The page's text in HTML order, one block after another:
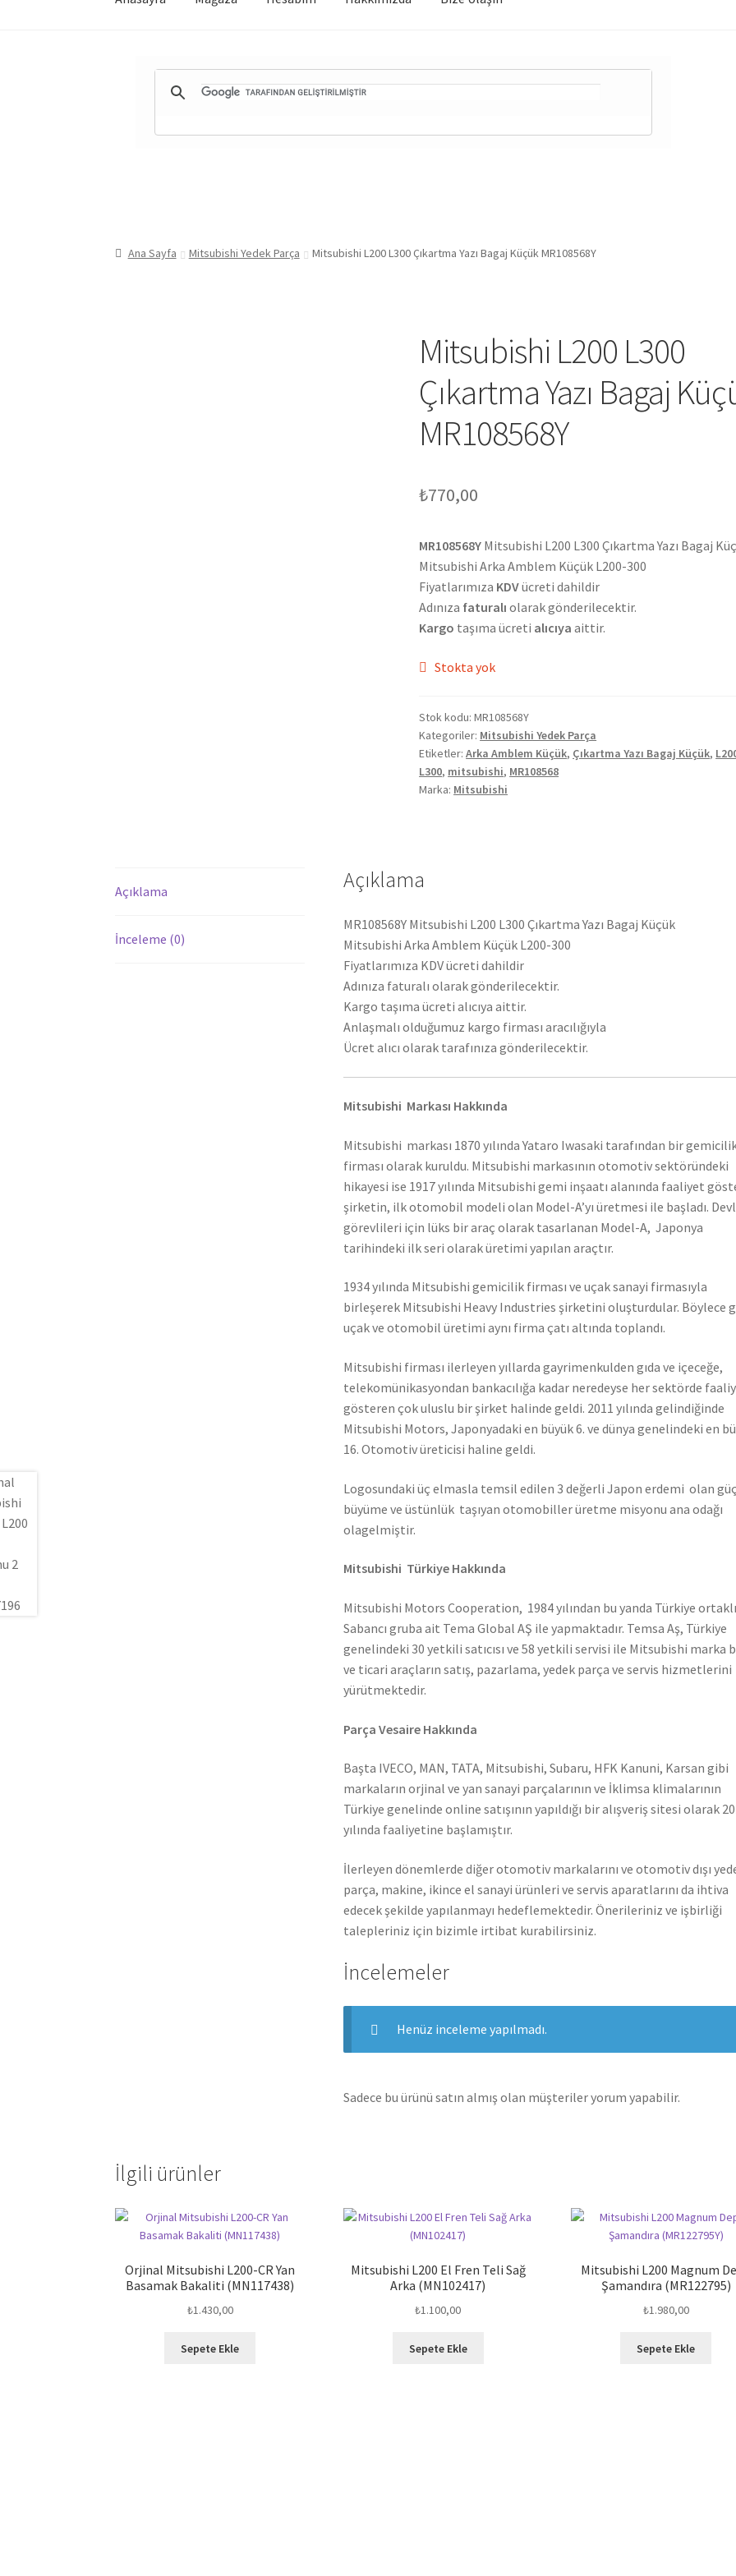
Ana Sayfa Mitsubishi Yedek Parça Mitsubishi L200 L300 Çıkartma Yazı Bagaj Küçük MR108568Y
Mitsubishi L200 L300
Çıkartma Yazı Bagaj
MR108568Y
₺770,00
MR108568Y Mitsubishi L200 L300 Çıkartma Yazı Bagaj
Mitsubishi Arka Amblem Küçük L200-300
Fiyatlarımıza KDVücreti dahildir
Adınıza faturalı olarak gönderilecektir.
Kargo taşıma ücreti alıcıya aittir.
Stokta yok
Stok kodu:MR108568Y
Kategoriler: Mitsubishi Yedek Parça
Etiketler:Arka Amblem Küçük, Çıkartma Yazı Bagaj Küçük,
L300, mitsubishi, MR108568
Marka: Mitsubishi
Açıklama
İnceleme (0)
Açıklama
MR108568Y Mitsubishi L200 L300 Çıkartma Yazı Bagaj Küçük
Mitsubishi Arka Amblem Küçük L200-300
Fiyatlarımıza KDV ücreti dahildir
Adınıza faturalı olarak gönderilecektir.
Kargo taşıma ücreti alıcıya aittir.
Anlaşmalı olduğumuz kargo firması aracılığıyla
Ücret alıcı olarak tarafınıza gönderilecektir.
Mitsubishi Markası Hakkında
Mitsubishi markası 1870 yılında Yataro Iwasaki tarafından bir
firması olarak kuruldu. Mitsubishi markasının otomotiv sektöründeki
hikayesi ise 1917 yılında Mitsubishi gemi inşaatı alanında faaliyet
şirketin, ilk otomobil modeli olan Model-A’yı üretmesi ile başladı.
görevlileri için lüks bir araç olarak tasarlanan Model-A, Japonya
tarihindeki ilk seri olarak üretimi yapılan araçtır.
1934 yılında Mitsubishi gemicilik firması ve uçak sanayi firmasıyla
birleşerek Mitsubishi Heavy Industries şirketini oluşturdular. Böylece
uçak ve otomobil üretimi aynı firma çatı altında toplandı.
Mitsubishi firması ilerleyen yıllarda gayrimenkulden gıda ve içeceğe,
telekomünikasyondan bankacılığa kadar neredeyse her sektörde
gösteren çok uluslu bir şirket halinde geldi. 2011 yılında gelindiğinde
Mitsubishi Motors, Japonyadaki en büyük 6. ve dünya genelindeki en
16. Otomotiv üreticisi haline geldi.
Logosundaki üç elmasla temsil edilen 3 değerli Japon erdemi olan
büyüme ve üstünlük taşıyan otomobiller üretme misyonu ana odağı
olagelmiştir.
Mitsubishi Türkiye Hakkında
Mitsubishi Motors Cooperation, 1984 yılından bu yanda Türkiye
Sabancı gruba ait Tema Global AŞ ile yapmaktadır. Temsa Aş, Türkiye
genelindeki 30 yetkili satıcısı ve 58 yetkili servisi ile Mitsubishi marka
ve ticari araçların satış, pazarlama, yedek parça ve servis hizmetlerini
yürütmektedir.
Parça Vesaire Hakkında
Başta IVECO, MAN, TATA, Mitsubishi, Subaru, HFK Kanuni, Karsan gibi
markaların orjinal ve yan sanayi parçalarının ve İklimsa klimalarının
Türkiye genelinde online satışının yapıldığı bir alışveriş sitesi olarak
yılında faaliyetine başlamıştır.
İlerleyen dönemlerde diğer otomotiv markalarını ve otomotiv dışı
parça, makine, ikince el sanayi ürünleri ve servis aparatlarını da ihtiva
edecek şekilde yapılanmayı hedeflemektedir. Önerileriniz ve işbirliği
talepleriniz için bizimle irtibat kurabilirsiniz.
İncelemeler
Henüz inceleme yapılmadı.
Sadece bu ürünü satın almış olan müşteriler yorum yapabilir.
İlgili ürünler
Orjinal Mitsubishi L200-CR Yan
Basamak Bakaliti (MN117438)
₺1.430,00
Sepete Ekle
Mitsubishi L200 El Fren Teli Sağ
Arka (MN102417)
₺1.100,00
Sepete Ekle
Mitsubishi L200 Magnum
Şamandıra (MR122795)
₺1.980,00
Sepete Ekle